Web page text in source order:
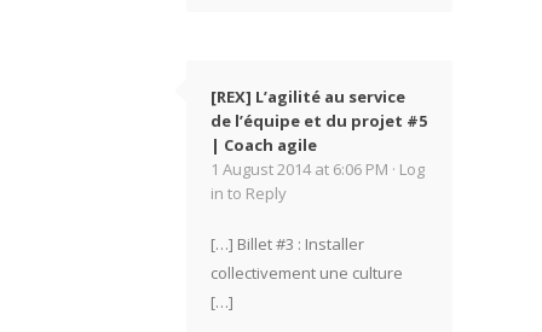
[REX] L’agilité au service
de l’équipe et du projet #5
| Coach agile
1 August 2014 at 6:06 PM · Log
in to Reply
[…] Billet #3 : Installer
collectivement une culture
[…]